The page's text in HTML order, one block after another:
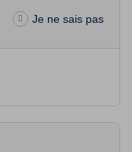
Je ne sais pas